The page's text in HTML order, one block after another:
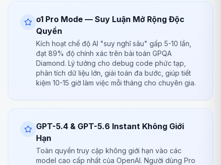
o1 Pro Mode — Suy Luận Mở Rộng Độc
Quyền
Kích hoạt chế độ AI "suy nghĩ sâu" gấp 5-10 lần,
đạt 89% độ chính xác trên bài toán GPQA
Diamond. Lý tưởng cho debug code phức tạp,
phân tích dữ liệu lớn, giải toán đa bước, giúp tiết
kiệm 10-15 giờ làm việc mỗi tháng cho chuyên gia.
GPT-5.4 & GPT-5.6 Instant Không Giới
Hạn
Toàn quyền truy cập không giới hạn vào các
model cao cấp nhất của OpenAI. Người dùng Pro